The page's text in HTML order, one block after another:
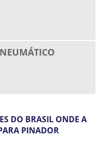
DO BRASIL ONDE A
PINADOR